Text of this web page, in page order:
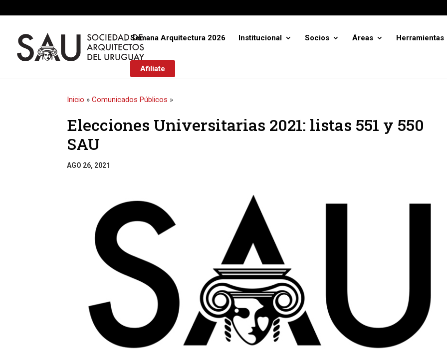
Semana Arquitectura 2026 Institucional Socios Áreas Herramientas
Afiliate
Inicio »Comunicados Públicos »
Elecciones Universitarias 2021: listas 551 y 550
SAU
AGO 26, 2021